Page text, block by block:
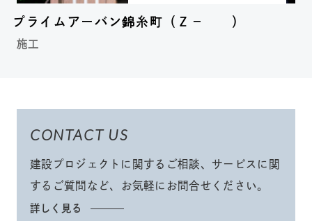
プライムアーバン錦糸町（Ｚ－ ）
施工
CONTACT US
建設プロジェクトに関するご相談、サービスに関
するご質問など、
お気軽にお問合せください。
詳しく見る